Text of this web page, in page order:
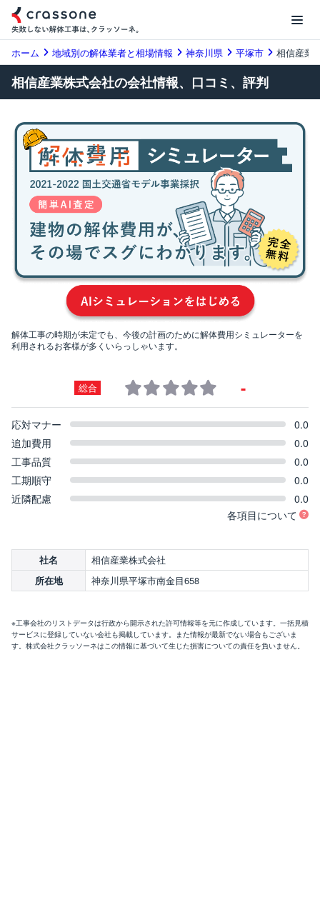
ホーム 地域別の解体業者と相場情報 神奈川県 平塚市 相信産業
相信産業株式会社の会社情報、口コミ、評判
解体工事の時期が未定でも、今後の計画のために解体費用シミュレーターを
利用されるお客様が多くいらっしゃいます。
総合 -
応対マナー
0.0
追加費用
0.0
工事品質
0.0
工期順守
0.0
近隣配慮
0.0
各項目について
社名 相信産業株式会社
所在地 神奈川県平塚市南金目658
※工事会社のリストデータは行政から開示された許可情報等を元に作成しています。一括見積
サービスに登録していない会社も掲載しています。また情報が最新でない場合もございま
す。株式会社クラッソーネはこの情報に基づいて生じた損害についての責任を負いません。